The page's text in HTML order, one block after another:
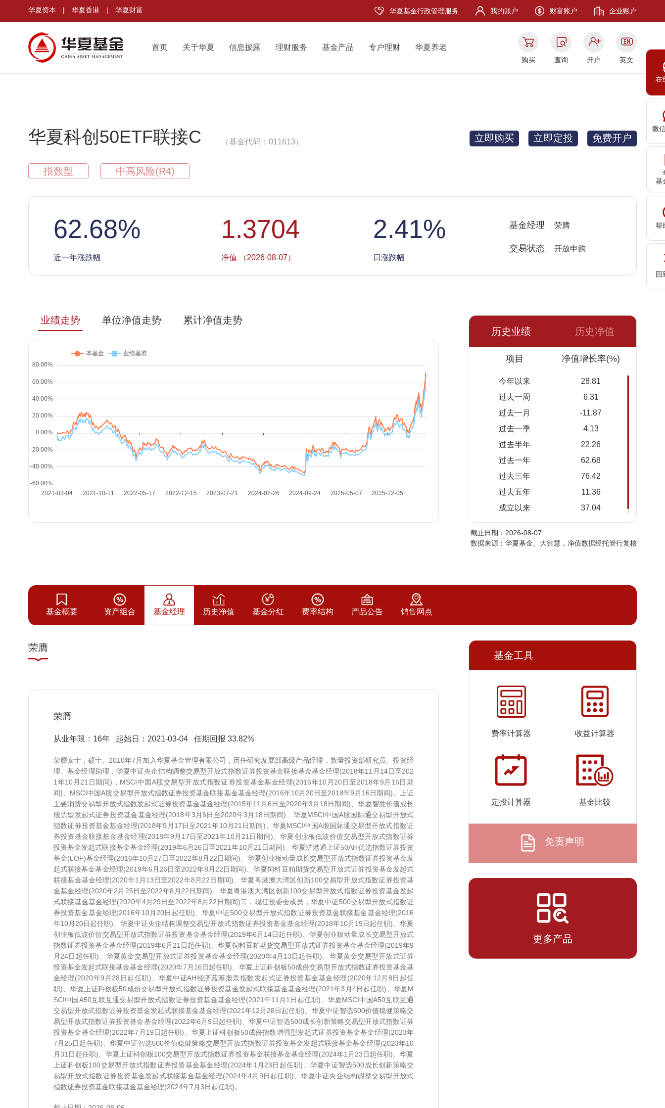
在
微
基
帮
回
华夏资本 | 华夏香港 | 华夏财富 华夏基金行政管理服务 我的账户 财富账户 企业账户
首页 关于华夏 信息披露 理财服务 基金产品 专户理财 华夏养老
购买 查询 开户 英文
华夏科创50ETF联接C （基金代码：011613）
指数型 中高风险(R4)
立即购买 立即定投 免费开户
62.68%
近一年涨跌幅
1.3704
净值 （2026-08-07）
2.41%
日涨跌幅
基金经理 荣膺
交易状态 开放申购
业绩走势 单位净值走势
累计净值走势
历史业绩
历史净值
项目 净值增长率(%)
今年以来
28.81
过去一周
6.31
过去一月
-11.87
过去一季
4.13
过去半年
22.26
过去一年
62.68
过去三年
76.42
过去五年
11.36
成立以来
37.04
净值
累计净
2026-
1.3704
08-06
2026-
08-05
1.3325
2026-
08-04
1.2745
2026-
1.2272
2026-
07-31
1.2891 1.2891
07-28
07-27
2026-
1.3985 1.3985
2026-
07-23
1.4003
07-22
2026-
1.4838
2026-
1.3470
07-17
1.4421 1.4421
2026-
07-15
1.4988 1.4988
1.5614
截止日期：2026-08-07
数据来源：华夏基金、大智慧，净值数据经托管行复核
基金概要 资产组合 基金经理 历史净值 基金分红 费率结构 产品公告 销售网点
荣膺
荣膺
从业年限：16年 起始日：2021-03-04 任期回报 33.82%
荣膺女士，硕士。2010年7月加入华夏基金管理有限公司，历任研究发展部高级产品经理，数量投资部研究员、投资经
理、基金经理助理，华夏中证央企结构调整交易型开放式指数证券投资基金联接基金基金经理(2018年11月14日至202
1年10月21日期间)，MSCI中国A股交易型开放式指数证券投资基金基金经理(2016年10月20日至2018年9月16日期
间)、MSCI中国A股交易型开放式指数证券投资基金联接基金基金经理(2016年10月20日至2018年9月16日期间)、上证
主要消费交易型开放式指数发起式证券投资基金基金经理(2015年11月6日至2020年3月18日期间)、华夏智胜价值成长
股票型发起式证券投资基金基金经理(2018年3月6日至2020年3月18日期间)、华夏MSCI中国A股国际通交易型开放式
指数证券投资基金基金经理(2018年9月17日至2021年10月21日期间)、华夏MSCI中国A股国际通交易型开放式指数证
券投资基金联接基金基金经理(2018年9月17日至2021年10月21日期间)、华夏创业板低波价值交易型开放式指数证券
投资基金发起式联接基金基金经理(2019年6月26日至2021年10月21日期间)、华夏沪港通上证50AH优选指数证券投资
基金(LOF)基金经理(2016年10月27日至2022年8月22日期间)、华夏创业板动量成长交易型开放式指数证券投资基金发
起式联接基金基金经理(2019年6月26日至2022年8月22日期间)、华夏饲料豆粕期货交易型开放式证券投资基金发起式
联接基金基金经理(2020年1月13日至2022年8月22日期间)、华夏粤港澳大湾区创新100交易型开放式指数证券投资基
金基金经理(2020年2月25日至2022年8月22日期间)、华夏粤港澳大湾区创新100交易型开放式指数证券投资基金发起
式联接基金基金经理(2020年4月29日至2022年8月22日期间)等，现任投委会成员，华夏中证500交易型开放式指数证
券投资基金基金经理(2016年10月20日起任职)、华夏中证500交易型开放式指数证券投资基金联接基金基金经理(2016
年10月20日起任职)、华夏中证央企结构调整交易型开放式指数证券投资基金基金经理(2018年10月19日起任职)、华夏
创业板低波价值交易型开放式指数证券投资基金基金经理(2019年6月14日起任职)、华夏创业板动量成长交易型开放式
指数证券投资基金基金经理(2019年6月21日起任职)、华夏饲料豆粕期货交易型开放式证券投资基金基金经理(2019年9
月24日起任职)、华夏黄金交易型开放式证券投资基金基金经理(2020年4月13日起任职)、华夏黄金交易型开放式证券
投资基金发起式联接基金基金经理(2020年7月16日起任职)、华夏上证科创板50成份交易型开放式指数证券投资基金基
金经理(2020年9月28日起任职)、华夏中证AH经济蓝筹股票指数发起式证券投资基金基金经理(2020年12月8日起任
职)、华夏上证科创板50成份交易型开放式指数证券投资基金发起式联接基金基金经理(2021年3月4日起任职)、华夏M
SCI中国A50互联互通交易型开放式指数证券投资基金基金经理(2021年11月1日起任职)、华夏MSCI中国A50互联互通
交易型开放式指数证券投资基金发起式联接基金基金经理(2021年12月28日起任职)、华夏中证智选500价值稳健策略交
易型开放式指数证券投资基金基金经理(2022年6月9日起任职)、华夏中证智选500成长创新策略交易型开放式指数证券
投资基金基金经理(2022年7月19日起任职)、华夏上证科创板50成份指数增强型发起式证券投资基金基金经理(2023年
7月25日起任职)、华夏中证智选500价值稳健策略交易型开放式指数证券投资基金发起式联接基金基金经理(2023年10
月31日起任职)、华夏上证科创板100交易型开放式指数证券投资基金联接基金基金经理(2024年1月23日起任职)、华夏
上证科创板100交易型开放式指数证券投资基金基金经理(2024年1月23日起任职)、华夏中证智选500成长创新策略交
易型开放式指数证券投资基金发起式联接基金基金经理(2024年4月9日起任职)、华夏中证央企结构调整交易型开放式
指数证券投资基金联接基金基金经理(2024年7月3日起任职)。
基金工具
费率计算器 收益计算器
定投计算器 基金比较
免责声明
更多产品